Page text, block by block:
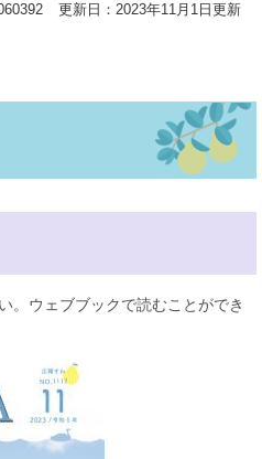
更新日：2023年11月1日更新
。ウェブブックで読むことができ